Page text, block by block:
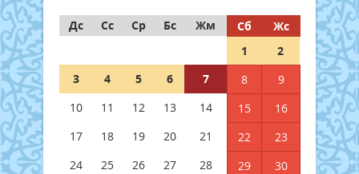
Дс
Сс Ср Бс Жм Сб
Жс
1
2
3
4 5 6 7 8
9
10
11 12 13 14 15
16
17
18 19 20 21 22
23
24
25 26 27 28 29
30